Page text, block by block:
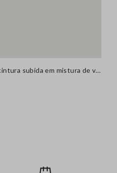
Calças castanhas flare de cintura subida em mistura de viscose